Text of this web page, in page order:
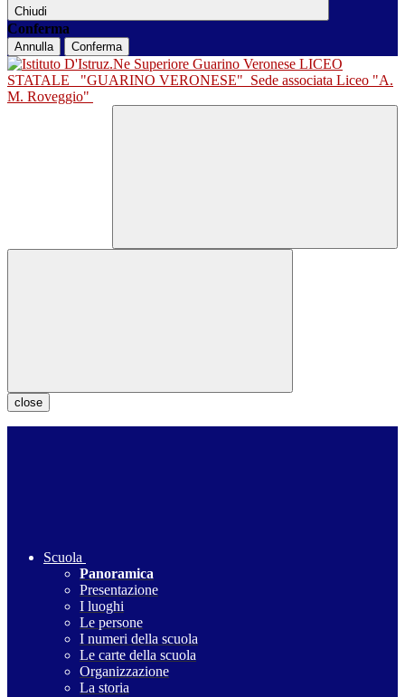
Chiudi
Conferma
Annulla Conferma
LICEO
STATALE
"GUARINO VERONESE" Sede associata Liceo "A.
M. Roveggio"
close
Scuola
Panoramica
Presentazione
I luoghi
Le persone
I numeri della scuola
Le carte della scuola
Organizzazione
La storia